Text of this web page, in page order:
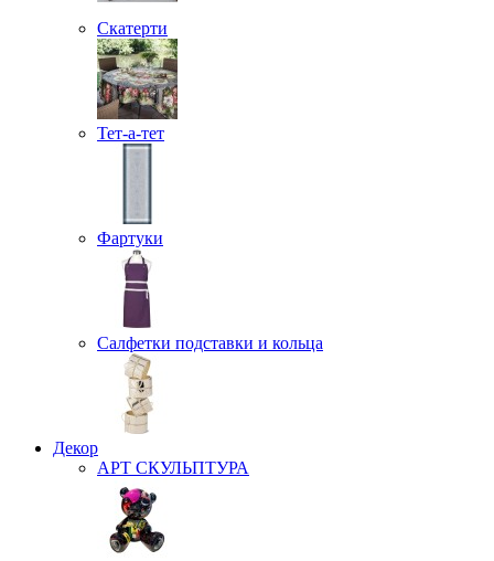
Скатерти
Тет-а-тет
Фартуки
Салфетки подставки и кольца
Декор
АРТ СКУЛЬПТУРА